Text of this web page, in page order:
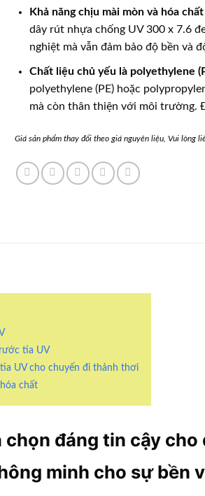
Khả năng chịu mài mòn và hóa chất
dây rút nhựa chống UV 300 x 7.6
nghiệt mà vẫn đảm bảo độ bền và
Chất liệu chủ yếu là polyethylene
polyethylene (PE) hoặc
mà còn thân thiện với môi trường.
Giá sản phẩm thay đổi theo giá nguyên liệu, Vui lòng
tia UV
UV cho chuyến đi thảnh thơi
chất
đáng tin cậy
minh cho sự bền